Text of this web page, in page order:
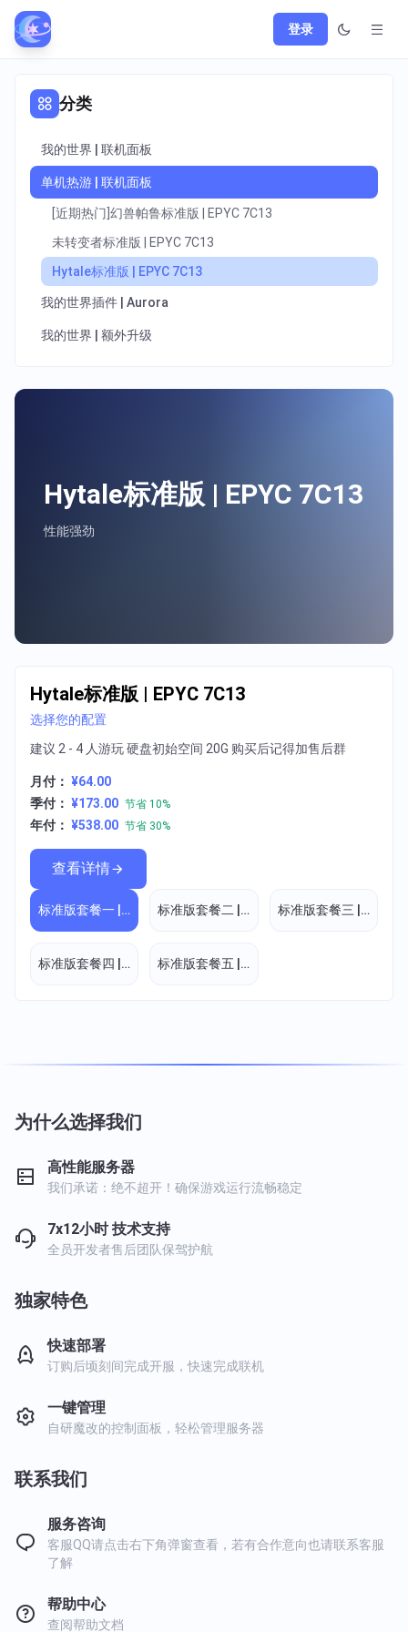
登录
分类
我的世界 | 联机面板
单机热游 | 联机面板
[近期热门]幻兽帕鲁标准版 | EPYC 7C13
未转变者标准版 | EPYC 7C13
Hytale标准版 | EPYC 7C13
我的世界插件 | Aurora
我的世界 | 额外升级
Hytale标准版 | EPYC 7C13
性能强劲
Hytale标准版 | EPYC 7C13
选择您的配置
建议 2 - 4 人游玩 硬盘初始空间 20G 购买后记得加售后群
月付： ¥64.00
季付： ¥173.00 节省 10%
年付： ¥538.00 节省 30%
查看详情
标准版套餐一 | 6核8G标准版套餐二 | 8核12G标准版套餐三 | 8核16G
标准版套餐四 | 8核20G标准版套餐五 | 8核24G
为什么选择我们
高性能服务器
我们承诺：绝不超开！确保游戏运行流畅稳定
7x12小时 技术支持
全员开发者售后团队保驾护航
独家特色
快速部署
订购后顷刻间完成开服，快速完成联机
一键管理
自研魔改的控制面板，轻松管理服务器
联系我们
服务咨询
客服QQ请点击右下角弹窗查看，若有合作意向也请联系客服
了解
帮助中心
查阅帮助文档